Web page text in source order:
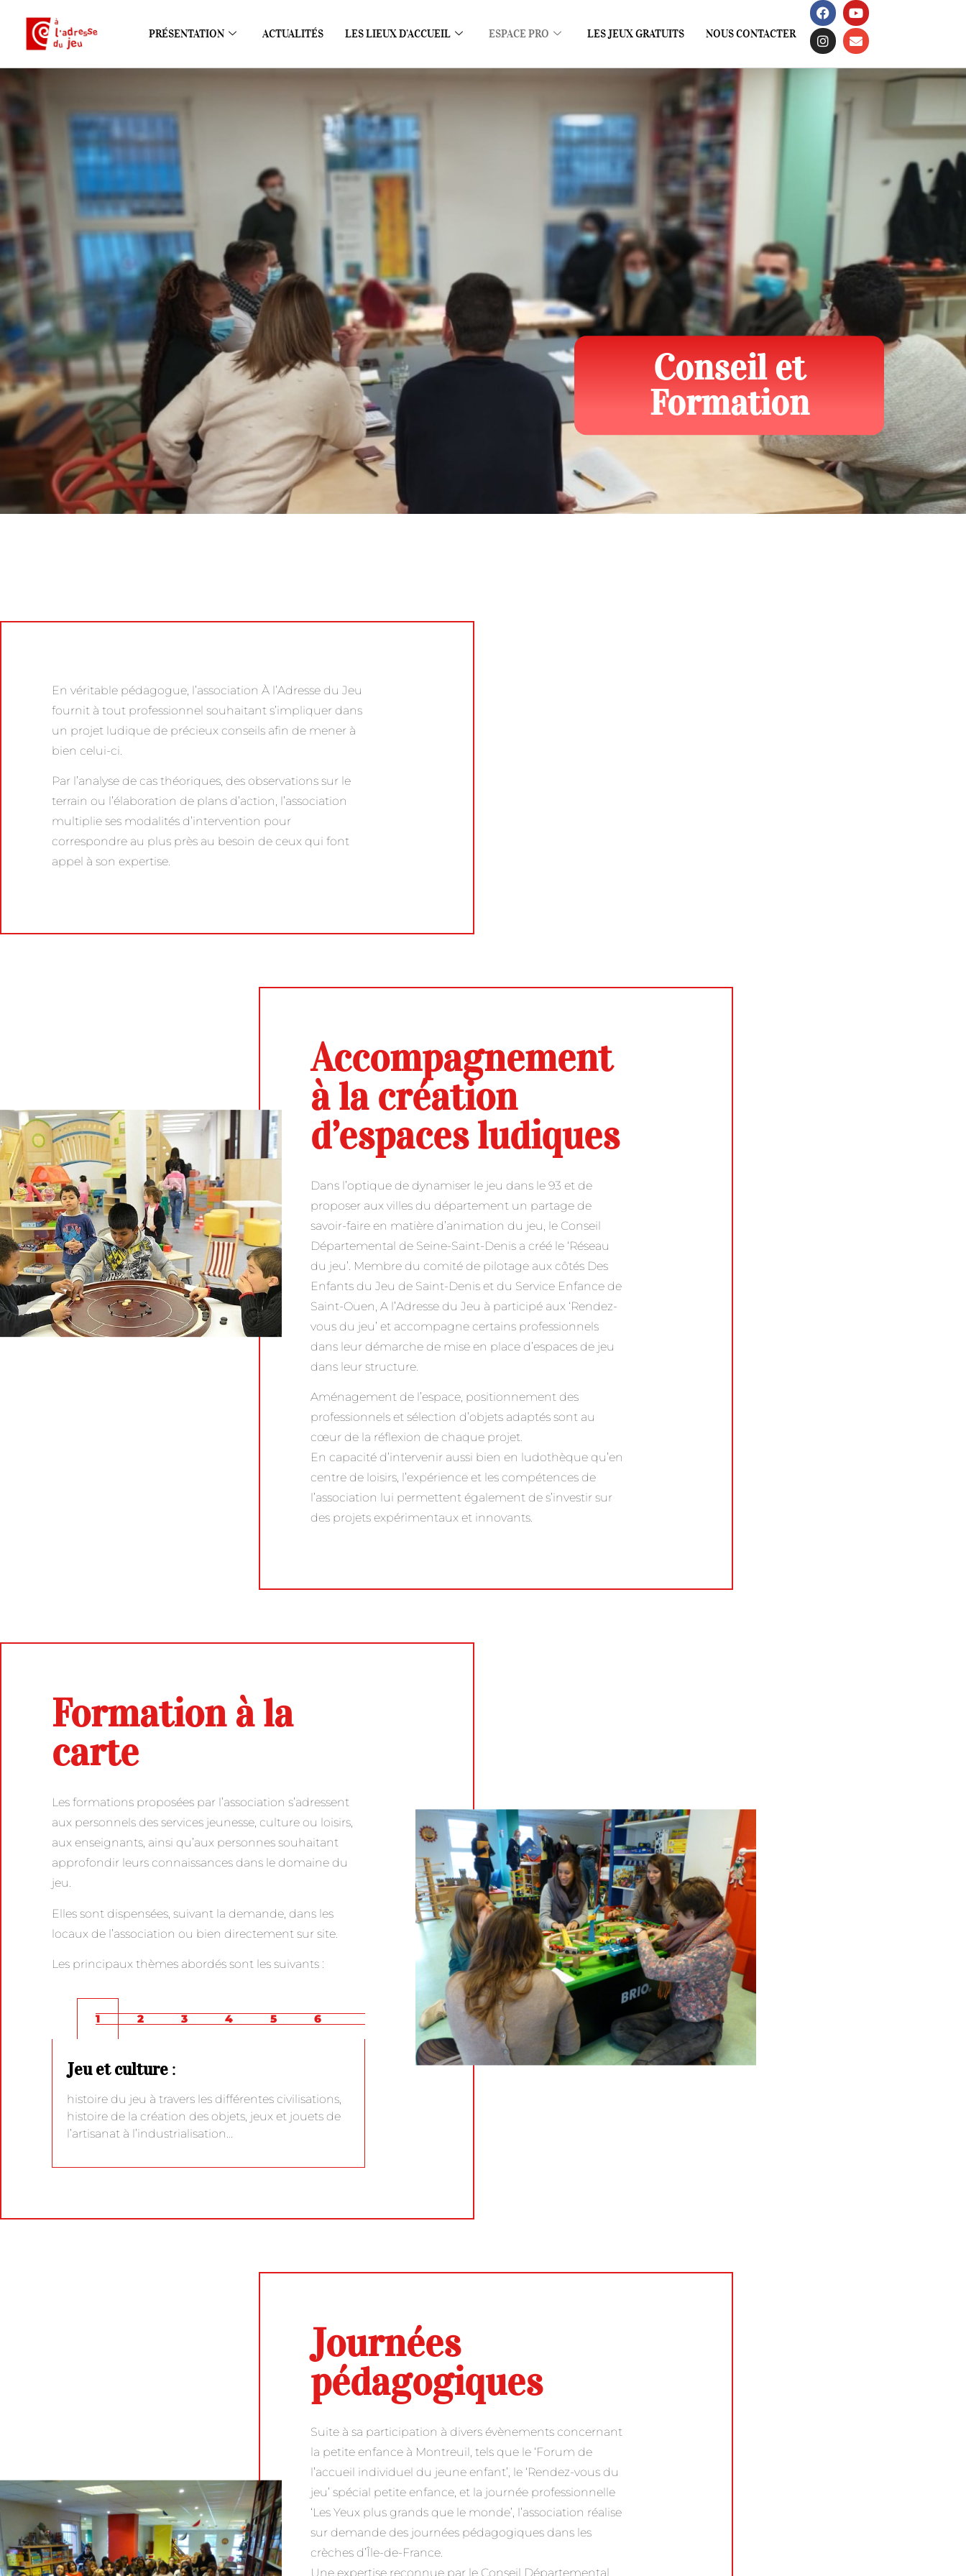
PRÉSENTATION ACTUALITÉS LES LIEUX D’ACCUEIL ESPACE PRO LES JEUX GRATUITS NOUS CONTACTER
Conseil et
Formation
En véritable pédagogue, l’association À l’Adresse du Jeu
fournit à tout professionnel souhaitant s’impliquer dans
un projet ludique de précieux conseils afin de mener à
bien celui-ci.
Par l’analyse de cas théoriques, des observations sur le
terrain ou l’élaboration de plans d’action, l’association
multiplie ses modalités d’intervention pour
correspondre au plus près au besoin de ceux qui font
appel à son expertise.
Accompagnement
à la création
d’espaces ludiques
Dans l’optique de dynamiser le jeu dans le 93 et de
proposer aux villes du département un partage de
savoir-faire en matière d’animation du jeu, le Conseil
Départemental de Seine-Saint-Denis a créé le ‘Réseau
du jeu’. Membre du comité de pilotage aux côtés Des
Enfants du Jeu de Saint-Denis et du Service Enfance de
Saint-Ouen, A l’Adresse du Jeu à participé aux ‘Rendez-
vous du jeu’ et accompagne certains professionnels
dans leur démarche de mise en place d’espaces de jeu
dans leur structure.
Aménagement de l’espace, positionnement des
professionnels et sélection d’objets adaptés sont au
cœur de la réflexion de chaque projet.
En capacité d’intervenir aussi bien en ludothèque qu’en
centre de loisirs, l’expérience et les compétences de
l’association lui permettent également de s’investir sur
des projets expérimentaux et innovants.
Formation à la
carte
Les formations proposées par l’association s’adressent
aux personnels des services jeunesse, culture ou loisirs,
aux enseignants, ainsi qu’aux personnes souhaitant
approfondir leurs connaissances dans le domaine du
jeu.
Elles sont dispensées, suivant la demande, dans les
locaux de l’association ou bien directement sur site.
Les principaux thèmes abordés sont les suivants :
1 2 3 4 5 6
Jeu et culture :
histoire du jeu à travers les différentes civilisations,
histoire de la création des objets, jeux et jouets de
l’artisanat à l’industrialisation…
Journées
pédagogiques
Suite à sa participation à divers évènements concernant
la petite enfance à Montreuil, tels que le ‘Forum de
l’accueil individuel du jeune enfant’, le ‘Rendez-vous du
jeu’ spécial petite enfance, et la journée professionnelle
‘Les Yeux plus grands que le monde’, l’association réalise
sur demande des journées pédagogiques dans les
crèches d’Île-de-France.
Une expertise reconnue par le Conseil Départemental